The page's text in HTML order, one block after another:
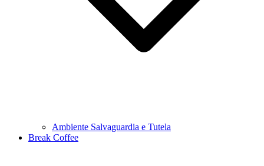
Ambiente Salvaguardia e Tutela
Break Coffee